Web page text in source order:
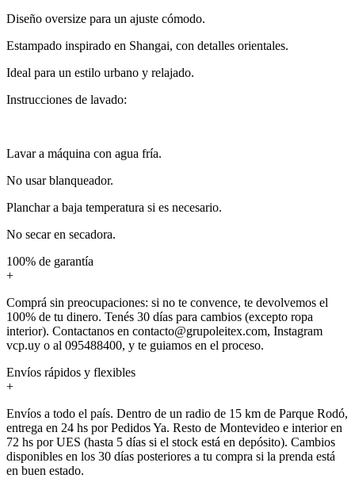
Diseño oversize para un ajuste cómodo.
Estampado inspirado en Shangai, con detalles orientales.
Ideal para un estilo urbano y relajado.
Instrucciones de lavado:
Lavar a máquina con agua fría.
No usar blanqueador.
Planchar a baja temperatura si es necesario.
No secar en secadora.
100% de garantía
+
Comprá sin preocupaciones: si no te convence, te devolvemos el
100% de tu dinero. Tenés 30 días para cambios (excepto ropa
interior). Contactanos en contacto@grupoleitex.com, Instagram
vcp.uy o al 095488400, y te guiamos en el proceso.
Envíos rápidos y flexibles
+
Envíos a todo el país. Dentro de un radio de 15 km de Parque Rodó,
entrega en 24 hs por Pedidos Ya. Resto de Montevideo e interior en
72 hs por UES (hasta 5 días si el stock está en depósito). Cambios
disponibles en los 30 días posteriores a tu compra si la prenda está
en buen estado.